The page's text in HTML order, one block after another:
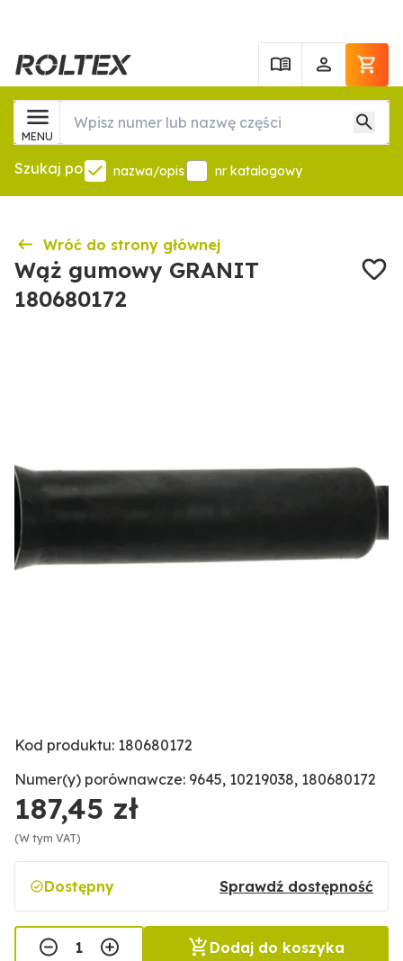
MENU
Szukaj po nazwa/opis nr katalogowy
Wróć do strony głównej
Wąż gumowy GRANIT
180680172
Kod produktu: 180680172
Numer(y) porównawcze: 9645, 10219038, 180680172
187,45 zł
(W tym VAT)
Dostępny Sprawdź dostępność
Dodaj do koszyka